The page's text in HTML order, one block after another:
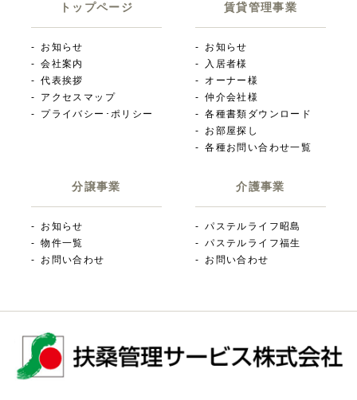
トップページ
お知らせ
会社案内
代表挨拶
アクセスマップ
プライバシー･ポリシー
賃貸管理事業
お知らせ
入居者様
オーナー様
仲介会社様
各種書類ダウンロード
お部屋探し
各種お問い合わせ一覧
分譲事業
お知らせ
物件一覧
お問い合わせ
介護事業
パステルライフ昭島
パステルライフ福生
お問い合わせ